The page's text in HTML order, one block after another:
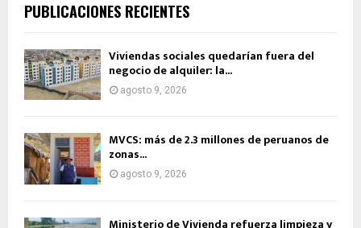
PUBLICACIONES RECIENTES
Viviendas sociales quedarían fuera del
negocio de alquiler: la...
agosto 9, 2026
MVCS: más de 2.3 millones de peruanos de
zonas...
agosto 9, 2026
Ministerio de Vivienda refuerza limpieza y